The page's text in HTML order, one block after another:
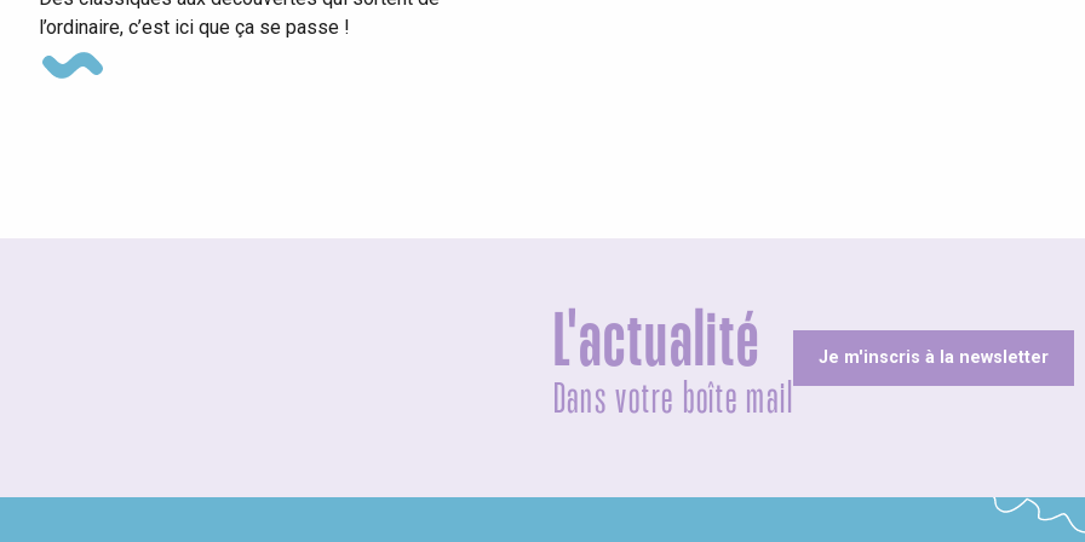
l’ordinaire, c’est ici que ça se passe !
L'actualité
Dans votre boîte mail
Je m'inscris à la newsletter